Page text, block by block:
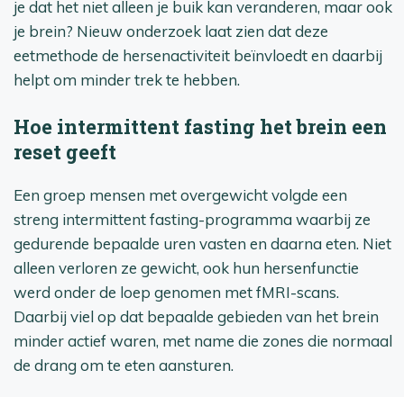
je dat het niet alleen je buik kan veranderen, maar ook
je brein? Nieuw onderzoek laat zien dat deze
eetmethode de hersenactiviteit beïnvloedt en daarbij
helpt om minder trek te hebben.
Hoe intermittent fasting het brein een
reset geeft
Een groep mensen met overgewicht volgde een
streng intermittent fasting-programma waarbij ze
gedurende bepaalde uren vasten en daarna eten. Niet
alleen verloren ze gewicht, ook hun hersenfunctie
werd onder de loep genomen met fMRI-scans.
Daarbij viel op dat bepaalde gebieden van het brein
minder actief waren, met name die zones die normaal
de drang om te eten aansturen.